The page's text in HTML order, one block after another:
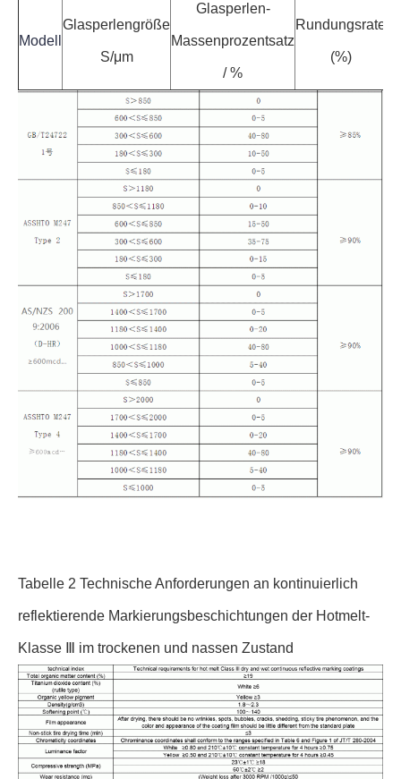
Modell
Glasperlengröße
S/μm
Glasperlen-
Massenprozentsatz
/ %
Rundungsrate
(%)
Tabelle 2 Technische Anforderungen an kontinuierlich
reflektierende Markierungsbeschichtungen der Hotmelt-
Klasse Ⅲ im trockenen und nassen Zustand